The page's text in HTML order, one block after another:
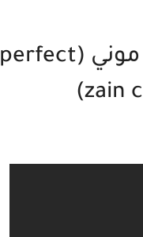
تحويل وسحب الاموال من بيرفكت موني (perfect